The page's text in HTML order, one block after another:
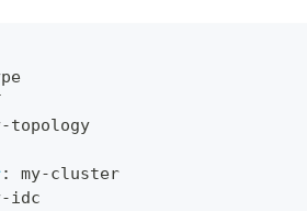
-topology
: my-cluster
-idc